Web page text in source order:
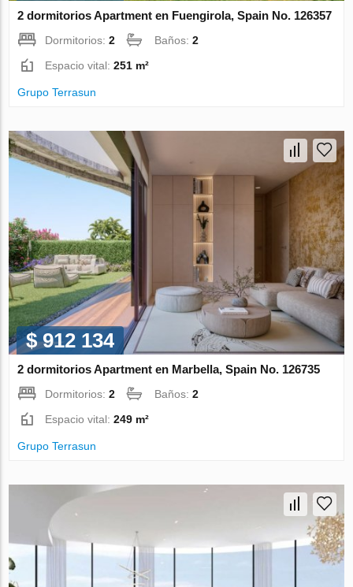
2 dormitorios Apartment en Fuengirola, Spain No. 126357
Dormitorios:2 Baños:2
Espacio vital:251 m²
Grupo Terrasun
$ 912 134
2 dormitorios Apartment en Marbella, Spain No. 126735
Dormitorios:2 Baños:2
Espacio vital:249 m²
Grupo Terrasun